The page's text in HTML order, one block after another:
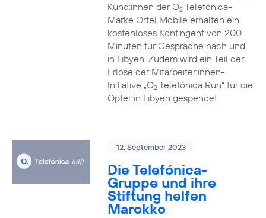
Kund:innen der O2Telefónica-
Marke Ortel Mobile erhalten ein
kostenloses Kontingent von 200
Minuten für Gespräche nach und
in Libyen. Zudem wird ein Teil der
Erlöse der Mitarbeiter:innen-
Initiative „O2Telefónica Run“ für die
Opfer in Libyen gespendet.
12. September 2023
Die Telefónica-
Gruppe und ihre
Stiftung helfen
Marokko